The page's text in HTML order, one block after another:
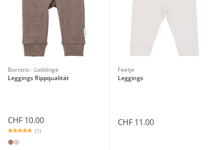
Bornino - Lieblinge
Leggings Rippqualität
CHF 10.00
(1)
Feetje
Leggings
CHF 11.00